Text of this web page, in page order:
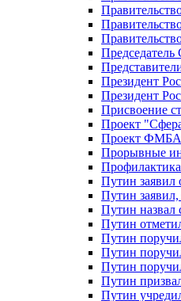
Президент
Президент
Присвоение
Проект
Проект ФМБА
Прорывные
Путин заявил
Путин
Путин назвал
Путин
Путин
Путин
Путин
Путин
Путин